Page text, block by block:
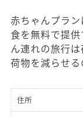
赤ちゃんプラ
食を無料で提
ん連れの旅行
荷物を減らせる
住所